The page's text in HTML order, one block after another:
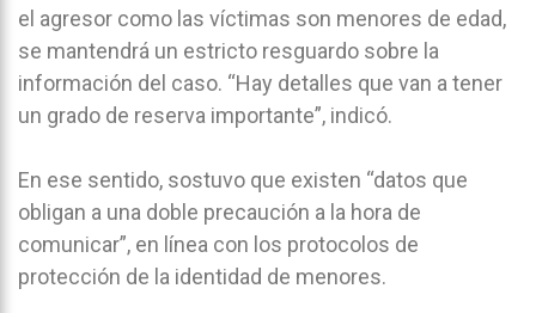
el agresor como las víctimas son menores de edad,
se mantendrá un estricto resguardo sobre la
información del caso. “Hay detalles que van a tener
un grado de reserva importante”, indicó.
En ese sentido, sostuvo que existen “datos que
obligan a una doble precaución a la hora de
comunicar”, en línea con los protocolos de
protección de la identidad de menores.